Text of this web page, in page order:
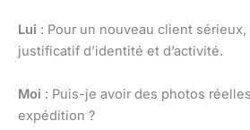
Lui : Pour un nouveau client
justificatif d’identité et d’activité.
Moi : Puis-je avoir des photos
expédition ?